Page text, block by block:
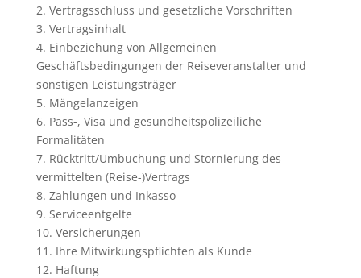
2. Vertragsschluss und gesetzliche Vorschriften
3. Vertragsinhalt
4. Einbeziehung von Allgemeinen
Geschäftsbedingungen der Reiseveranstalter und
sonstigen Leistungsträger
5. Mängelanzeigen
6. Pass-, Visa und gesundheitspolizeiliche
Formalitäten
7. Rücktritt/Umbuchung und Stornierung des
vermittelten (Reise-)Vertrags
8. Zahlungen und Inkasso
9. Serviceentgelte
10. Versicherungen
11. Ihre Mitwirkungspflichten als Kunde
12. Haftung